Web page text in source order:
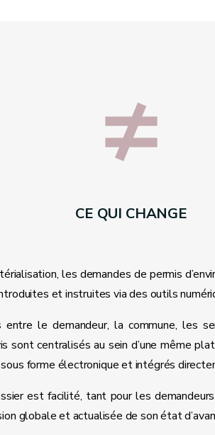
≠
CE QUI CHANGE
les demandes de permis
et instruites via des outils
entre le demandeur, la commune, les
sont centralisés au sein d’une même
forme électronique et intégrés
est facilité, tant pour les
globale et actualisée de son état